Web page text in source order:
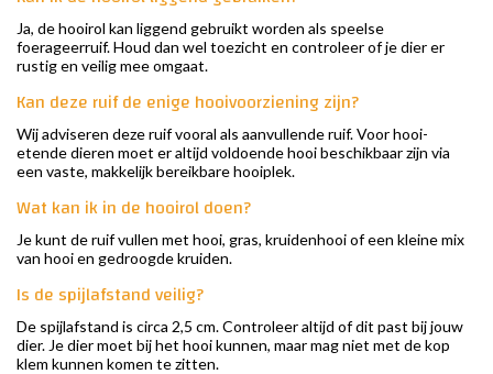
Ja, de hooirol kan liggend gebruikt worden als speelse
foerageerruif. Houd dan wel toezicht en controleer of je dier er
rustig en veilig mee omgaat.
Kan deze ruif de enige hooivoorziening zijn?
Wij adviseren deze ruif vooral als aanvullende ruif. Voor hooi-
etende dieren moet er altijd voldoende hooi beschikbaar zijn via
een vaste, makkelijk bereikbare hooiplek.
Wat kan ik in de hooirol doen?
Je kunt de ruif vullen met hooi, gras, kruidenhooi of een kleine mix
van hooi en gedroogde kruiden.
Is de spijlafstand veilig?
De spijlafstand is circa 2,5 cm. Controleer altijd of dit past bij jouw
dier. Je dier moet bij het hooi kunnen, maar mag niet met de kop
klem kunnen komen te zitten.